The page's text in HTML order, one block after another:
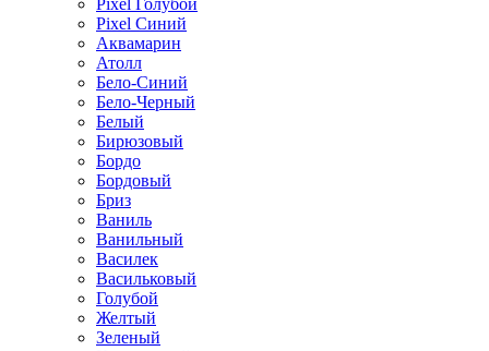
Pixel Голубой
Pixel Синий
Аквамарин
Атолл
Бело-Синий
Бело-Черный
Белый
Бирюзовый
Бордо
Бордовый
Бриз
Ваниль
Ванильный
Василек
Васильковый
Голубой
Желтый
Зеленый